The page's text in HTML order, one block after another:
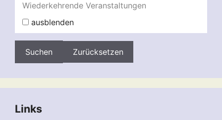
Wiederkehrende Veranstaltungen
ausblenden
Zurücksetzen
Links